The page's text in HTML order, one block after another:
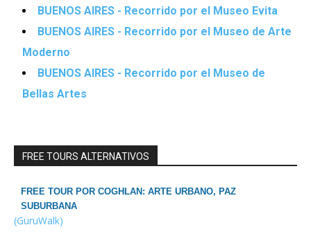
BUENOS AIRES - Recorrido por el Museo Evita
BUENOS AIRES - Recorrido por el Museo de Arte
Moderno
BUENOS AIRES - Recorrido por el Museo de
Bellas Artes
FREE TOURS ALTERNATIVOS
FREE TOUR POR COGHLAN: ARTE URBANO, PAZ
SUBURBANA
(GuruWalk)